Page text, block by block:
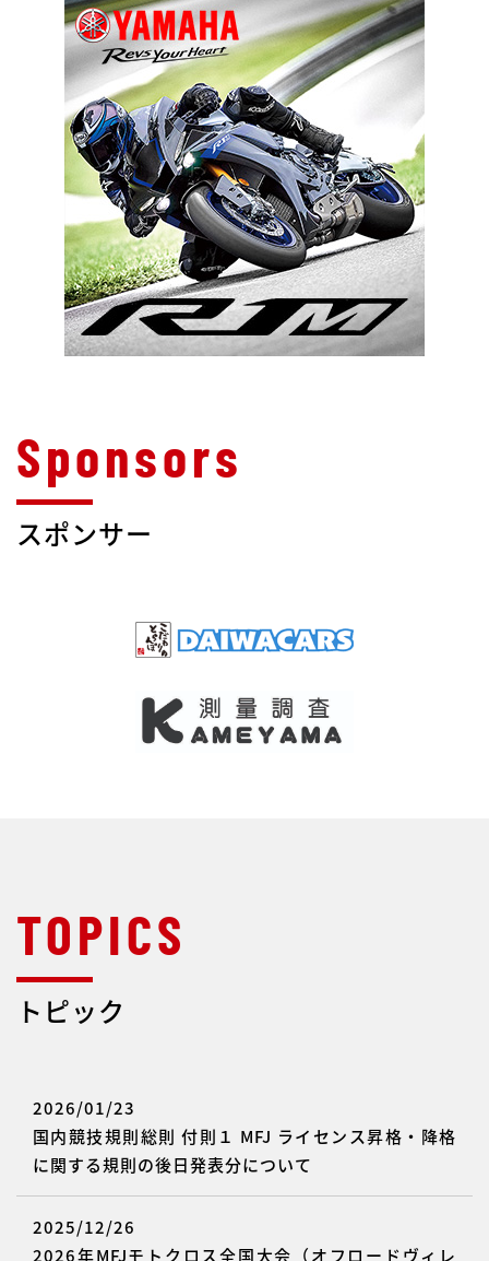
スポンサー
トピック
2026/01/23
国内競技規則総則 付則１ MFJ ライセンス昇格・降格
に関する規則の後日発表分について
2025/12/26
2026年MFJモトクロス全国大会（オフロードヴィレ